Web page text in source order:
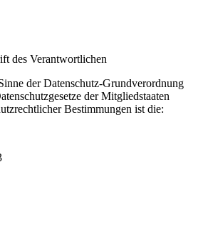
des Verantwortlichen
der Datenschutz-Grundverordnung
der Mitgliedstaaten
Bestimmungen ist die: